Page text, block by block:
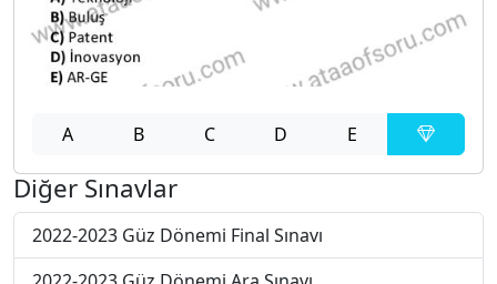
A B C D E
Diğer Sınavlar
2022-2023 Güz Dönemi Final Sınavı